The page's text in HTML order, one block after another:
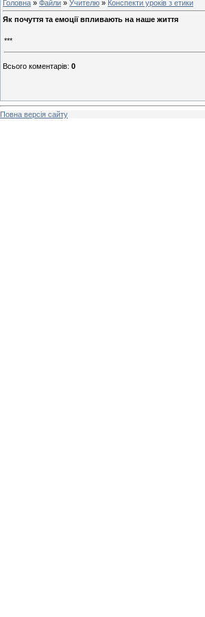
Головна » Файли » Учителю » Конспекти уроків з етики
Як почуття та емоції впливають на наше життя
***
Всього коментарів: 0
Повна версія сайту